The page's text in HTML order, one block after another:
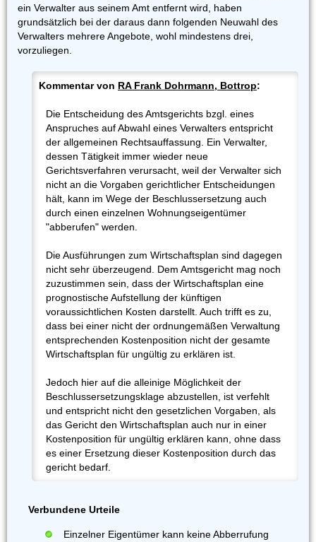
ein Verwalter aus seinem Amt entfernt wird, haben
grundsätzlich bei der daraus dann folgenden Neuwahl des
Verwalters mehrere Angebote, wohl mindestens drei,
vorzuliegen.
Kommentar von RA Frank Dohrmann, Bottrop:
Die Entscheidung des Amtsgerichts bzgl. eines
Anspruches auf Abwahl eines Verwalters entspricht
der allgemeinen Rechtsauffassung. Ein Verwalter,
dessen Tätigkeit immer wieder neue
Gerichtsverfahren verursacht, weil der Verwalter sich
nicht an die Vorgaben gerichtlicher Entscheidungen
hält, kann im Wege der Beschlussersetzung auch
durch einen einzelnen Wohnungseigentümer
"abberufen" werden.
Die Ausführungen zum Wirtschaftsplan sind dagegen
nicht sehr überzeugend. Dem Amtsgericht mag noch
zuzustimmen sein, dass der Wirtschaftsplan eine
prognostische Aufstellung der künftigen
voraussichtlichen Kosten darstellt. Auch trifft es zu,
dass bei einer nicht der ordnungemäßen Verwaltung
entsprechenden Kostenposition nicht der gesamte
Wirtschaftsplan für ungültig zu erklären ist.
Jedoch hier auf die alleinige Möglichkeit der
Beschlussersetzungsklage abzustellen, ist verfehlt
und entspricht nicht den gesetzlichen Vorgaben, als
das Gericht den Wirtschaftsplan auch nur in einer
Kostenposition für ungültig erklären kann, ohne dass
es einer Ersetzung dieser Kostenposition durch das
gericht bedarf.
Verbundene Urteile
Einzelner Eigentümer kann keine Abberrufung